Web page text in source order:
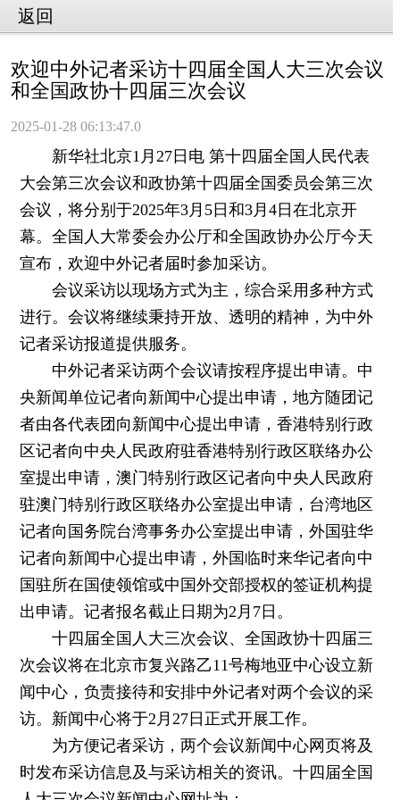
返回
欢迎中外记者采访十四届全国人大三次会议
和全国政协十四届三次会议
2025-01-28 06:13:47.0
新华社北京1月27日电 第十四届全国人民代表
大会第三次会议和政协第十四届全国委员会第三次
会议，将分别于2025年3月5日和3月4日在北京开
幕。全国人大常委会办公厅和全国政协办公厅今天
宣布，欢迎中外记者届时参加采访。
会议采访以现场方式为主，综合采用多种方式
进行。会议将继续秉持开放、透明的精神，为中外
记者采访报道提供服务。
中外记者采访两个会议请按程序提出申请。中
央新闻单位记者向新闻中心提出申请，地方随团记
者由各代表团向新闻中心提出申请，香港特别行政
区记者向中央人民政府驻香港特别行政区联络办公
室提出申请，澳门特别行政区记者向中央人民政府
驻澳门特别行政区联络办公室提出申请，台湾地区
记者向国务院台湾事务办公室提出申请，外国驻华
记者向新闻中心提出申请，外国临时来华记者向中
国驻所在国使领馆或中国外交部授权的签证机构提
出申请。记者报名截止日期为2月7日。
十四届全国人大三次会议、全国政协十四届三
次会议将在北京市复兴路乙11号梅地亚中心设立新
闻中心，负责接待和安排中外记者对两个会议的采
访。新闻中心将于2月27日正式开展工作。
为方便记者采访，两个会议新闻中心网页将及
时发布采访信息及与采访相关的资讯。十四届全国